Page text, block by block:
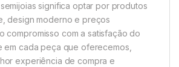
significa optar por produtos
design moderno e preços
compromisso com a satisfação do
em cada peça que oferecemos,
experiência de compra e